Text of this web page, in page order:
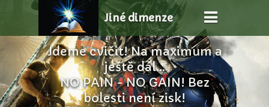
Jdeme cvičit! Na maximum a
ještě dál...
NO PAIN - NO GAIN! Bez
bolesti není zisk!
Jiné dimenze